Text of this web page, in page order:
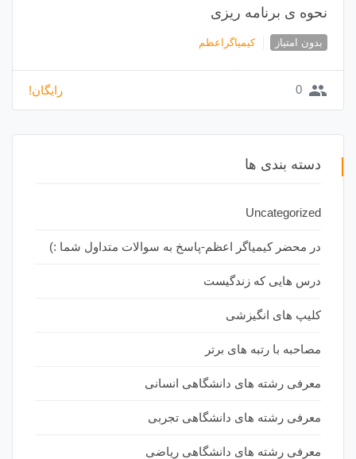
نحوه ی برنامه ریزی
بدون امتیاز کیمیاگراعظم
group
0 رایگان!
دسته بندی ها
Uncategorized
در محضر کیمیاگر اعظم-پاسخ به سوالات متداول شما :)
درس هایی که زندگیست
کلیپ های انگیزشی
مصاحبه با رتبه های برتر
معرفی رشته های دانشگاهی انسانی
معرفی رشته های دانشگاهی تجربی
معرفی رشته های دانشگاهی ریاضی